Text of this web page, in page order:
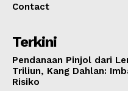
Contact
Terkini
Pendanaan Pinjol dari
Triliun, Kang Dahlan:
Risiko